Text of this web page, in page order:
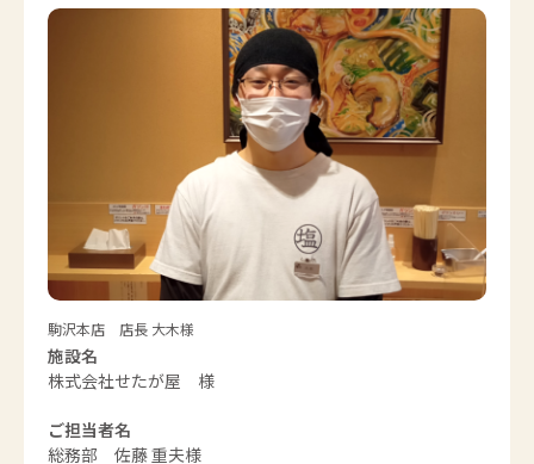
駒沢本店 店長 大木様
施設名
株式会社せたが屋 様
ご担当者名
総務部 佐藤 重夫様